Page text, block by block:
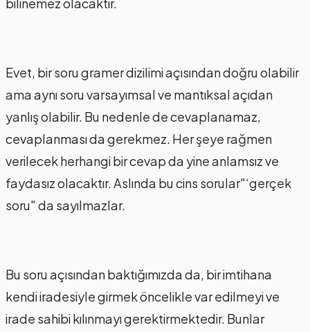
bilinemez olacaktır.
Evet, bir soru gramer dizilimi açısından doğru olabilir
ama aynı soru varsayımsal ve mantıksal açıdan
yanlış olabilir. Bu nedenle de cevaplanamaz,
cevaplanması da gerekmez. Her şeye rağmen
verilecek herhangi bir cevap da yine anlamsız ve
faydasız olacaktır. Aslında bu cins sorular"‘gerçek
soru" da sayılmazlar.
Bu soru açısından baktığımızda da, bir imtihana
kendi iradesiyle girmek öncelikle var edilmeyi ve
irade sahibi kılınmayı gerektirmektedir. Bunlar